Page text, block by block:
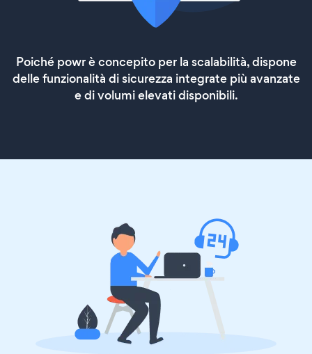
Poiché powr è concepito per la scalabilità, dispone
delle funzionalità di sicurezza integrate più avanzate
e di volumi elevati disponibili.